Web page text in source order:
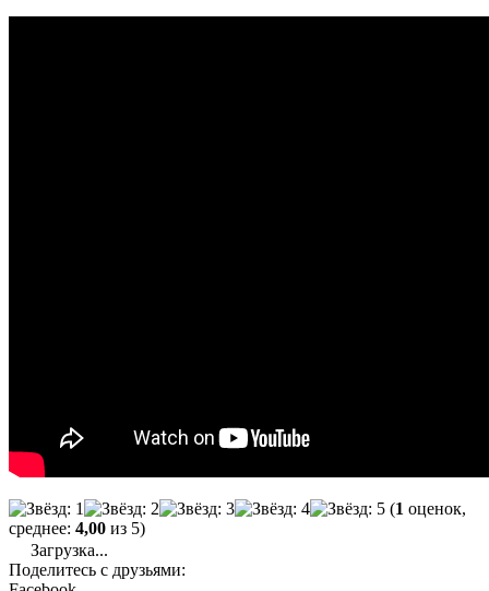
(1 оценок,
среднее: 4,00 из 5)
Загрузка...
Поделитесь с друзьями: